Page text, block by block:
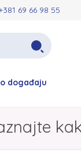
69 66 98 55
događaju